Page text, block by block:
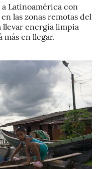
Latinoamérica con
las zonas remotas del
energía limpia
en llegar.